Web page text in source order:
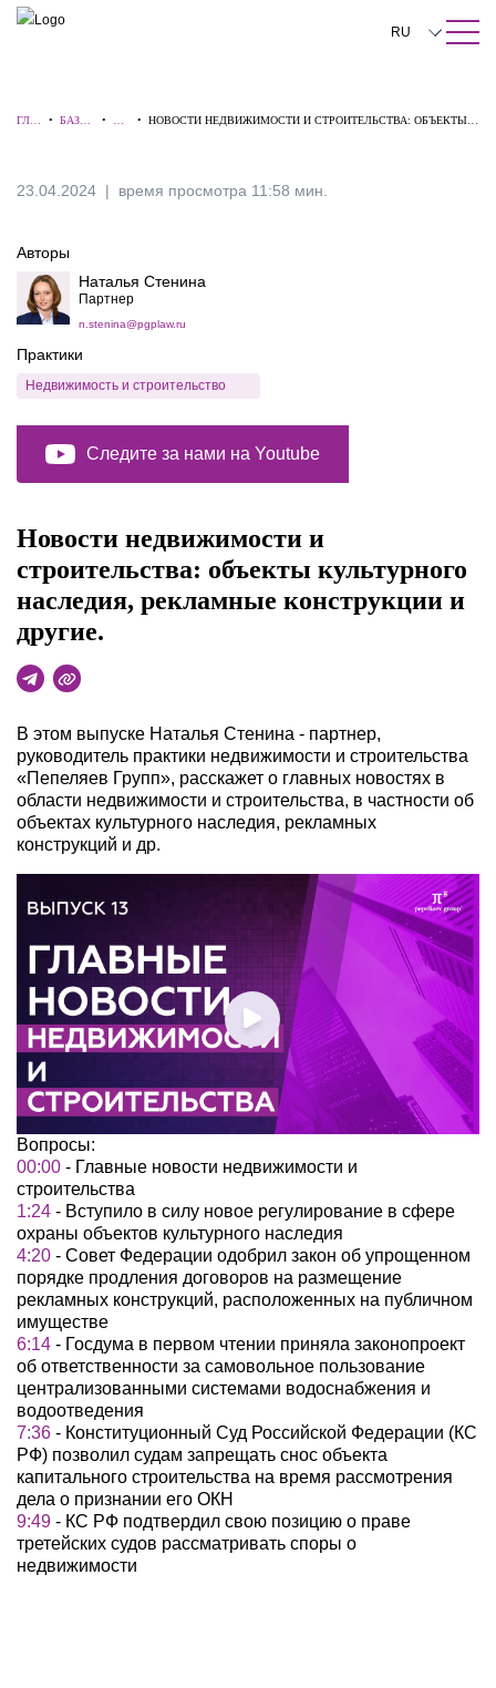
ПОИСК ПО САЙТУ Закрыть
RU
中文
ГЛА
• БАЗА
• •НОВОСТИ НЕДВИЖИМОСТИ И СТРОИТЕЛЬСТВА: ОБЪЕКТЫ
23.04.2024 время просмотра 11:58 мин.
Новости недвижимости и
строительства: объекты культурного
наследия, рекламные конструкции и
другие.
В этом выпуске Наталья Стенина - партнер,
руководитель практики недвижимости и строительства
«Пепеляев Групп», расскажет о главных новостях в
области недвижимости и строительства, в частности об
объектах культурного наследия, рекламных
конструкций и др.
Вопросы:
00:00 - Главные новости недвижимости и
строительства
1:24 - Вступило в силу новое регулирование в сфере
охраны объектов культурного наследия
4:20 - Совет Федерации одобрил закон об упрощенном
порядке продления договоров на размещение
рекламных конструкций, расположенных на публичном
имуществе
6:14 - Госдума в первом чтении приняла законопроект
об ответственности за самовольное пользование
централизованными системами водоснабжения и
водоотведения
7:36 - Конституционный Суд Российской Федерации (КС
РФ) позволил судам запрещать снос объекта
капитального строительства на время рассмотрения
дела о признании его ОКН
9:49 - КС РФ подтвердил свою позицию о праве
третейских судов рассматривать споры о
недвижимости
Авторы
Наталья Стенина
Партнер
n.stenina@pgplaw.ru
Практики
Недвижимость и строительство
Следите за нами на Youtube